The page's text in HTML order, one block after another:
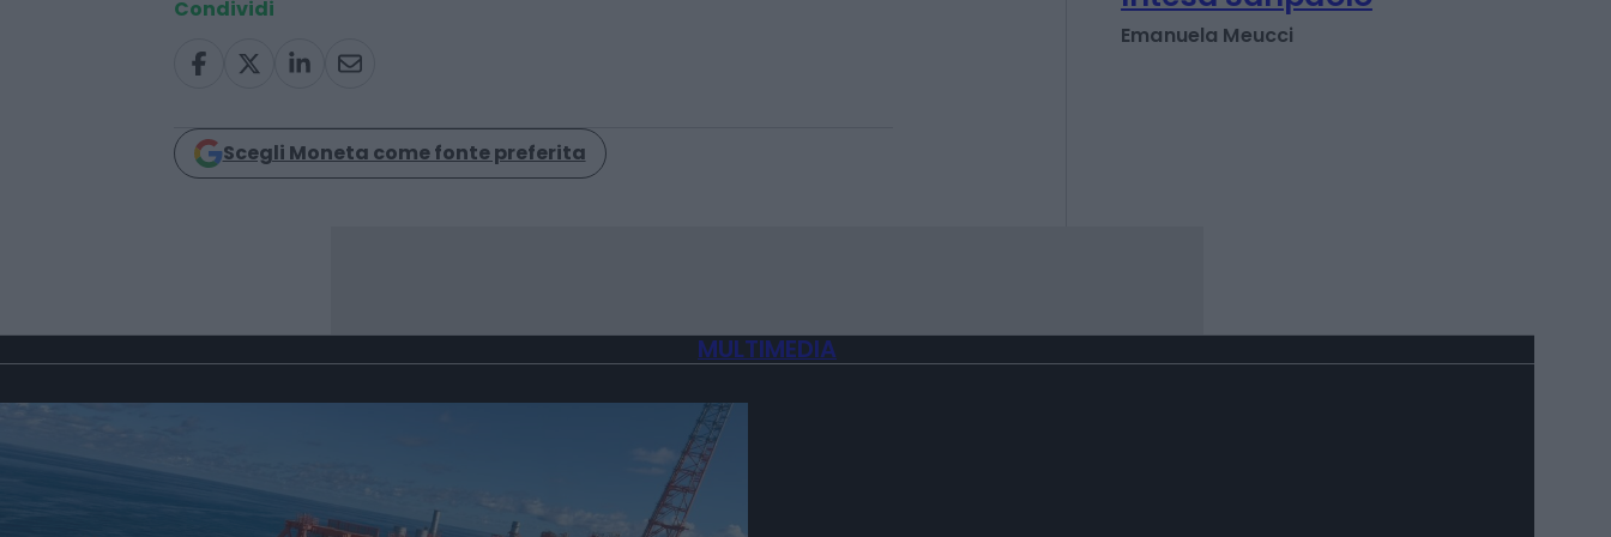
imprese
ingresso gratis alle
MULTIMEDIA